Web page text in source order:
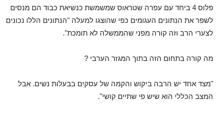
פלוס 4 ביחד עם עפרה שטראוס שמשמשת כנשיאת כבוד הם מנסים
לשפר את הנתונים העגומים כפי שהוצגו למעלה "הנתונים הללו נכונים
לצערי הרב וזה קורה מפני שהממשלה לא תומכת".
מה קורה בתחום הזה בתוך המגזר הערבי ?
"מצד אחד יש הרבה ביקוש והקמה של עסקים בבעלות נשים. אבל
המצב הכללי הוא שיש פי שתיים קושי".